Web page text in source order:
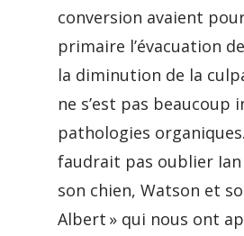
conversion avaient
primaire l’évacuation
la diminution de la
ne s’est pas beaucoup
pathologies
faudrait pas oublier Ian
son chien, Watson et
Albert » qui nous ont